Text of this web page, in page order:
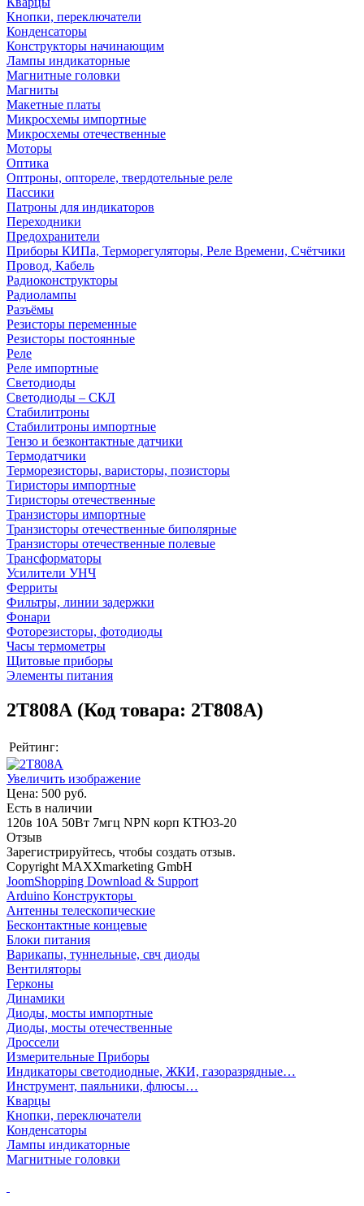
Кнопки, переключатели
Конденсаторы
Конструкторы начинающим
Лампы индикаторные
Магнитные головки
Магниты
Макетные платы
Микросхемы импортные
Микросхемы отечественные
Моторы
Оптика
Оптроны, оптореле, твердотельные реле
Пассики
Патроны для индикаторов
Переходники
Предохранители
Приборы КИПа, Терморегуляторы, Реле Времени, Счётчики
Провод, Кабель
Радиоконструкторы
Радиолампы
Разъёмы
Резисторы переменные
Резисторы постоянные
Реле
Реле импортные
Светодиоды
Светодиоды – СКЛ
Стабилитроны
Стабилитроны импортные
Тензо и безконтактные датчики
Термодатчики
Терморезисторы, варисторы, позисторы
Тиристоры импортные
Тиристоры отечественные
Транзисторы импортные
Транзисторы отечественные биполярные
Транзисторы отечественные полевые
Трансформаторы
Усилители УНЧ
Ферриты
Фильтры, линии задержки
Фонари
Фоторезисторы, фотодиоды
Часы термометры
Щитовые приборы
Элементы питания
2Т808А (Код товара: 2T808A)
Рейтинг:
Увеличить изображение
Цена: 500 руб.
Есть в наличии
120в 10А 50Вт 7мгц NPN корп КТЮ3-20
Отзыв
Зарегистрируйтесь, чтобы создать отзыв.
Copyright MAXXmarketing GmbH
JoomShopping Download & Support
Arduino Конструкторы
Антенны телескопические
Бесконтактные концевые
Блоки питания
Варикапы, туннельные, свч диоды
Вентиляторы
Герконы
Динамики
Диоды, мосты импортные
Диоды, мосты отечественные
Дроссели
Измерительные Приборы
Индикаторы светодиодные, ЖКИ, газоразрядные…
Инструмент, паяльники, флюсы…
Кварцы
Кнопки, переключатели
Конденсаторы
Лампы индикаторные
Магнитные головки